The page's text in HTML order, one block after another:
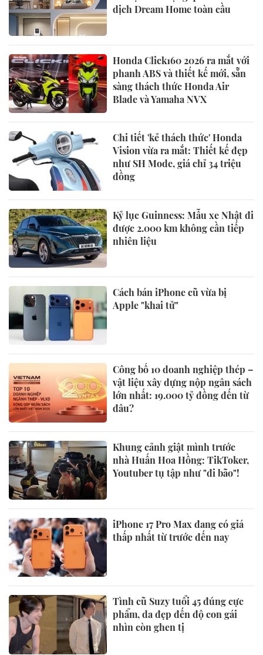
dịch Dream Home toàn cầu
Honda Click160 2026 ra mắt với
phanh ABS và thiết kế mới, sẵn
sàng thách thức Honda Air
Blade và Yamaha NVX
Chi tiết 'kẻ thách thức' Honda
Vision vừa ra mắt: Thiết kế đẹp
như SH Mode, giá chỉ 34 triệu
đồng
Kỷ lục Guinness: Mẫu xe Nhật đi
được 2.000 km không cần tiếp
nhiên liệu
Cách bán iPhone cũ vừa bị
Apple "khai tử"
Công bố 10 doanh nghiệp thép –
vật liệu xây dựng nộp ngân sách
lớn nhất: 19.000 tỷ đồng đến từ
đâu?
Khung cảnh giật mình trước
nhà Huấn Hoa Hồng: TikToker,
Youtuber tụ tập như "đi bão"!
iPhone 17 Pro Max đang có giá
thấp nhất từ trước đến nay
Tình cũ Suzy tuổi 45 đúng cực
phẩm, da đẹp đến độ con gái
nhìn còn ghen tị